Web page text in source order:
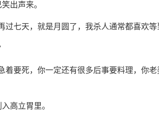
出声来。
过七天，就是月圆了，我杀人通常都喜欢
着要死，你一定还有很多后事要料理，你
高立胃里。